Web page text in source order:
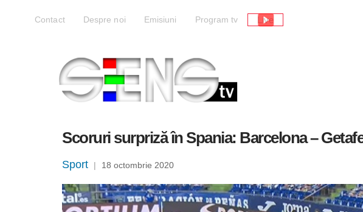
Contact Despre noi Emisiuni Program tv Live
Scoruri surpriză în Spania: Barcelona –
Sport | 18 octombrie 2020